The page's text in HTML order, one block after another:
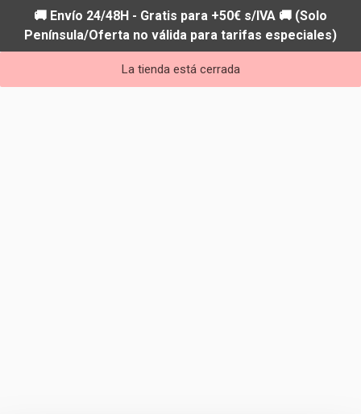
🚚 Envío 24/48H - Gratis para +50€ s/IVA 🚚 (Solo
Península/Oferta no válida para tarifas especiales)
La tienda está cerrada